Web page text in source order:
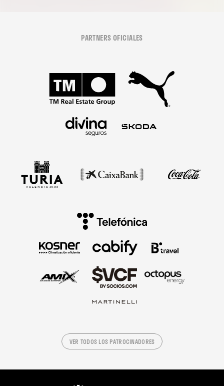
PARTNERS OFICIALES
VER TODOS LOS PATROCINADORES